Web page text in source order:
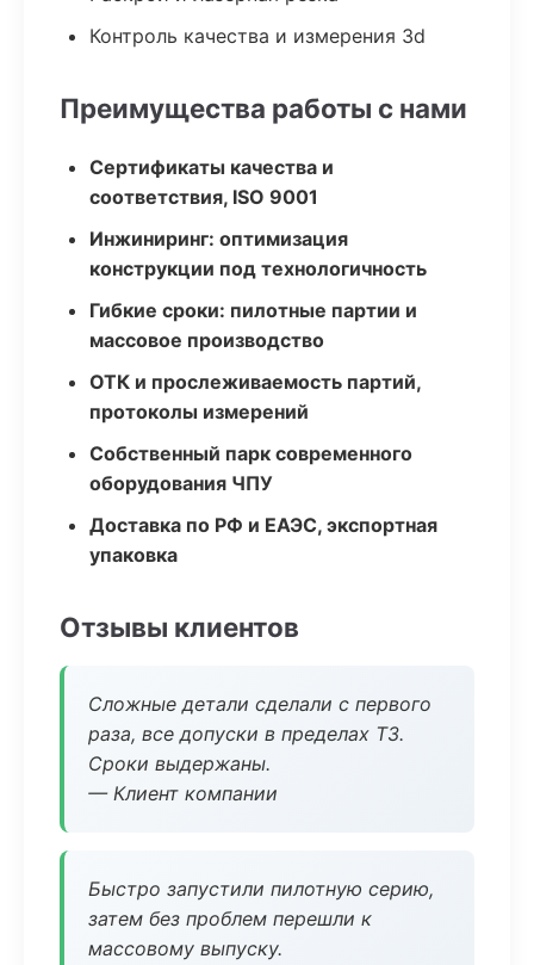
Контроль качества и измерения 3d
Преимущества работы с нами
Сертификаты качества и
соответствия, ISO 9001
Инжиниринг: оптимизация
конструкции под технологичность
Гибкие сроки: пилотные партии и
массовое производство
ОТК и прослеживаемость партий,
протоколы измерений
Собственный парк современного
оборудования ЧПУ
Доставка по РФ и ЕАЭС, экспортная
упаковка
Отзывы клиентов
Сложные детали сделали с первого
раза, все допуски в пределах ТЗ.
Сроки выдержаны.
— Клиент компании
Быстро запустили пилотную серию,
затем без проблем перешли к
массовому выпуску.